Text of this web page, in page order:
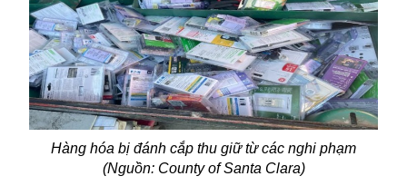
Hàng hóa bị đánh cắp thu giữ từ các nghi phạm
(Nguồn: County of Santa Clara)